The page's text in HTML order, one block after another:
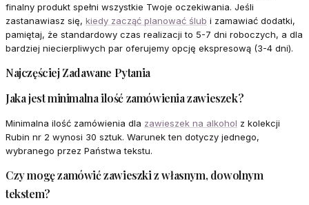
finalny produkt spełni wszystkie Twoje oczekiwania. Jeśli
zastanawiasz się, kiedy zacząć planować ślub i zamawiać dodatki,
pamiętaj, że standardowy czas realizacji to 5-7 dni roboczych, a dla
bardziej niecierpliwych par oferujemy opcję ekspresową (3-4 dni).
Najczęściej Zadawane Pytania
Jaka jest minimalna ilość zamówienia zawieszek?
Minimalna ilość zamówienia dla zawieszek na alkohol z kolekcji
Rubin nr 2 wynosi 30 sztuk. Warunek ten dotyczy jednego,
wybranego przez Państwa tekstu.
Czy mogę zamówić zawieszki z własnym, dowolnym
tekstem?